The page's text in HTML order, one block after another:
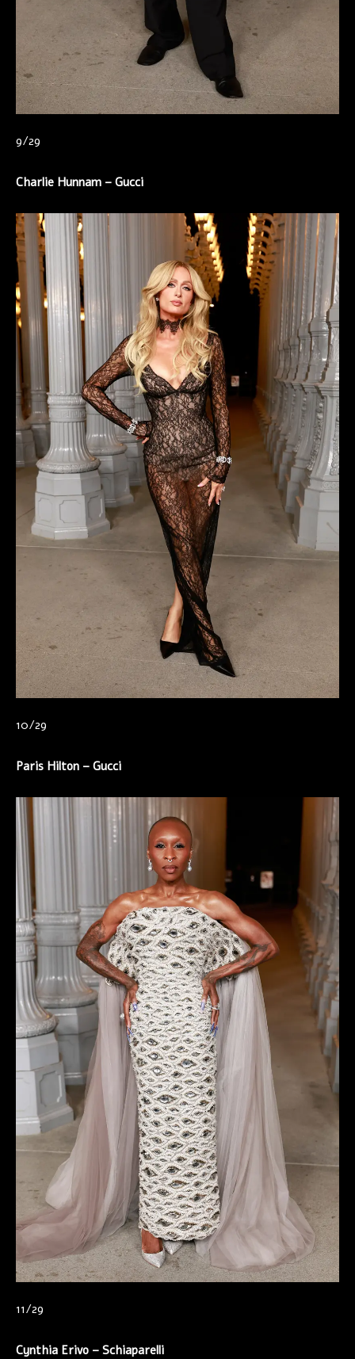
9/29
Charlie Hunnam – Gucci
10/29
Paris Hilton – Gucci
11/29
Cynthia Erivo – Schiaparelli